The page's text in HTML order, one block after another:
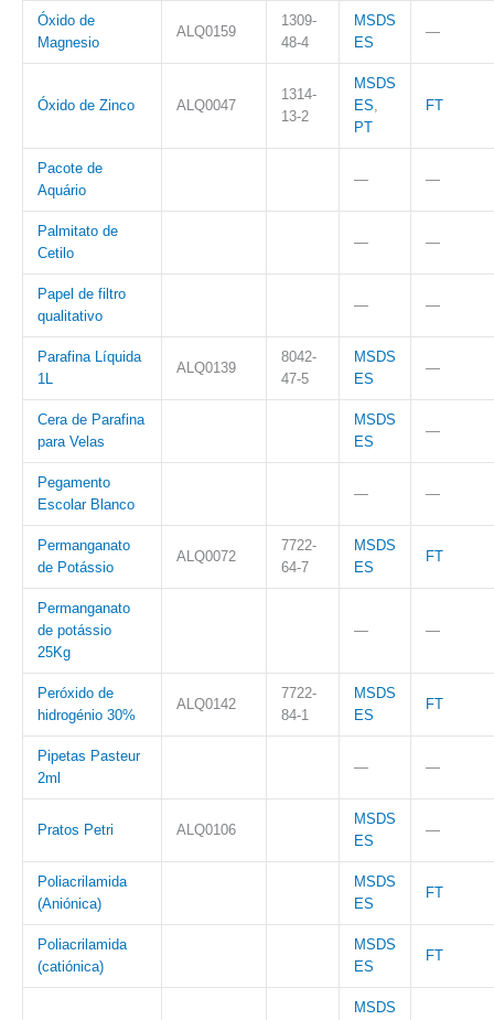
Óxido de
Magnesio
ALQ0159
1309-
48-4
MSDS
ES
—
Óxido de Zinco ALQ0047
1314-
13-2
MSDS
ES,
PT
FT
Pacote de
Aquário
— —
Palmitato de
Cetilo
— —
Papel de filtro
qualitativo
— —
Parafina Líquida
1L
ALQ0139
8042-
47-5
MSDS
ES
—
Cera de Parafina
para Velas
MSDS
ES
—
Pegamento
Escolar Blanco
— —
Permanganato
de Potássio
ALQ0072
7722-
64-7
MSDS
ES
FT
Permanganato
de potássio
25Kg
— —
Peróxido de
hidrogénio 30%
ALQ0142
7722-
84-1
MSDS
ES
FT
Pipetas Pasteur
2ml
— —
Pratos Petri ALQ0106
MSDS
ES
—
Poliacrilamida
(Aniónica)
MSDS
ES
FT
Poliacrilamida
(catiónica)
MSDS
ES
FT
MSDS